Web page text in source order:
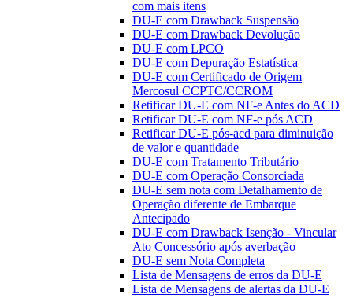
com mais itens
DU-E com Drawback Suspensão
DU-E com Drawback Devolução
DU-E com LPCO
DU-E com Depuração Estatística
DU-E com Certificado de Origem
Mercosul CCPTC/CCROM
Retificar DU-E com NF-e Antes do ACD
Retificar DU-E com NF-e pós ACD
Retificar DU-E pós-acd para diminuição
de valor e quantidade
DU-E com Tratamento Tributário
DU-E com Operação Consorciada
DU-E sem nota com Detalhamento de
Operação diferente de Embarque
Antecipado
DU-E com Drawback Isenção - Vincular
Ato Concessório após averbação
DU-E sem Nota Completa
Lista de Mensagens de erros da DU-E
Lista de Mensagens de alertas da DU-E